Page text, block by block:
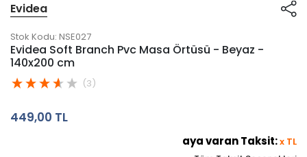
Evidea
Stok Kodu: NSE027
Evidea Soft Branch Pvc Masa Örtüsü - Beyaz -
140x200 cm
(3)
449,00 TL
aya varan Taksit:x TL